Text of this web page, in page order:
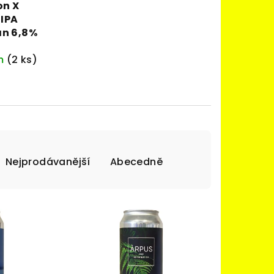
X
6,8%
(2 ks)
Nejprodávanější Abecedně